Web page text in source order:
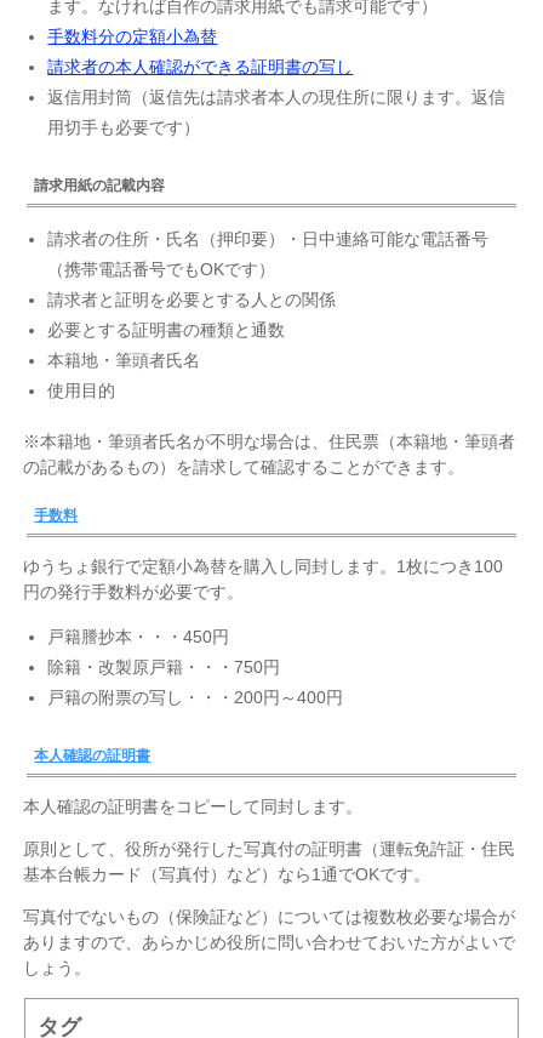
ます。なければ自作の請求用紙でも請求可能です）
手数料分の定額小為替
請求者の本人確認ができる証明書の写し
返信用封筒（返信先は請求者本人の現住所に限ります。返信
用切手も必要です）
請求用紙の記載内容
請求者の住所・氏名（押印要）・日中連絡可能な電話番号
（携帯電話番号でもOKです）
請求者と証明を必要とする人との関係
必要とする証明書の種類と通数
本籍地・筆頭者氏名
使用目的
※本籍地・筆頭者氏名が不明な場合は、住民票（本籍地・筆頭者
の記載があるもの）を請求して確認することができます。
手数料
ゆうちょ銀行で定額小為替を購入し同封します。1枚につき100
円の発行手数料が必要です。
戸籍謄抄本・・・450円
除籍・改製原戸籍・・・750円
戸籍の附票の写し・・・200円～400円
本人確認の証明書
本人確認の証明書をコピーして同封します。
原則として、役所が発行した写真付の証明書（運転免許証・住民
基本台帳カード（写真付）など）なら1通でOKです。
写真付でないもの（保険証など）については複数枚必要な場合が
ありますので、あらかじめ役所に問い合わせておいた方がよいで
しょう。
タグ